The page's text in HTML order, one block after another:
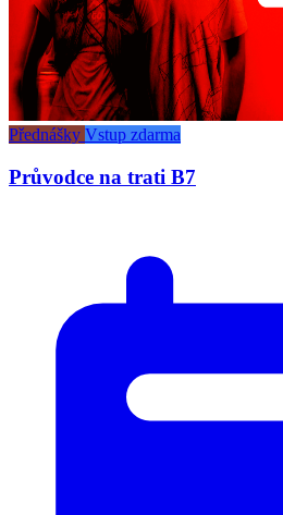
Přednášky Vstup zdarma
Průvodce na trati B7